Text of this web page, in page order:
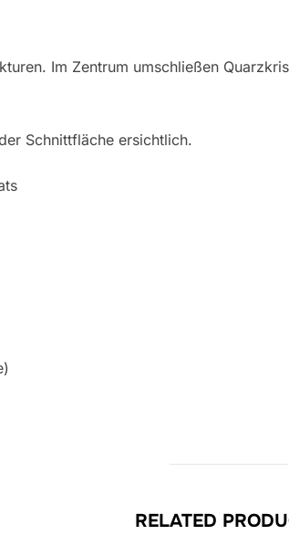
Im Zentrum umschließen
Schnittfläche ersichtlich.
RELATED